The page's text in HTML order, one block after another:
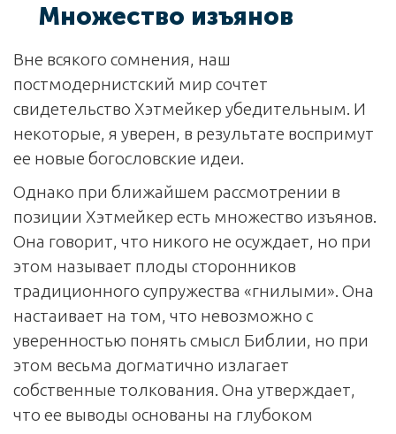
Множество изъянов
Вне всякого сомнения, наш
постмодернистский мир сочтет
свидетельство Хэтмейкер убедительным. И
некоторые, я уверен, в результате воспримут
ее новые богословские идеи.
Однако при ближайшем рассмотрении в
позиции Хэтмейкер есть множество изъянов.
Она говорит, что никого не осуждает, но при
этом называет плоды сторонников
традиционного супружества «гнилыми». Она
настаивает на том, что невозможно с
уверенностью понять смысл Библии, но при
этом весьма догматично излагает
собственные толкования. Она утверждает,
что ее выводы основаны на глубоком